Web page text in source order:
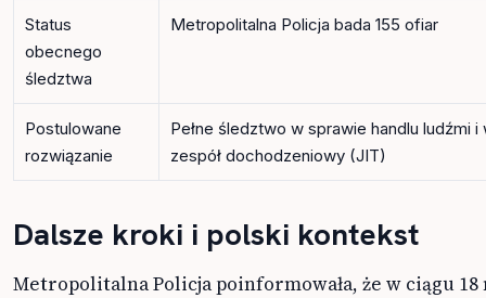
Status
obecnego
śledztwa
Metropolitalna Policja bada 155 ofiar
Postulowane
rozwiązanie
Pełne śledztwo w sprawie handlu ludźmi i
zespół dochodzeniowy (JIT)
Dalsze kroki i polski kontekst
Metropolitalna Policja poinformowała, że w ciągu 18